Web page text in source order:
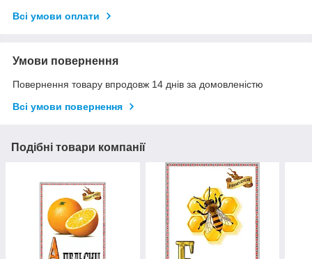
Всі умови оплати
Умови повернення
Повернення товару впродовж 14 днів за домовленістю
Всі умови повернення
Подібні товари компанії